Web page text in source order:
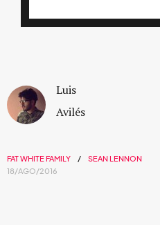
Luis
Avilés
FAT WHITE FAMILY
SEAN LENNON
18/AGO/2016